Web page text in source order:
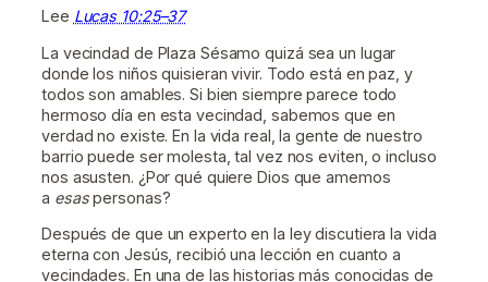
Lee Lucas 10:25–37
La vecindad de Plaza Sésamo quizá sea un lugar
donde los niños quisieran vivir. Todo está en paz, y
todos son amables. Si bien siempre parece todo
hermoso día en esta vecindad, sabemos que en
verdad no existe. En la vida real, la gente de nuestro
barrio puede ser molesta, tal vez nos eviten, o incluso
nos asusten. ¿Por qué quiere Dios que amemos
a esaspersonas?
Después de que un experto en la ley discutiera la vida
eterna con Jesús, recibió una lección en cuanto a
vecindades. En una de las historias más conocidas de